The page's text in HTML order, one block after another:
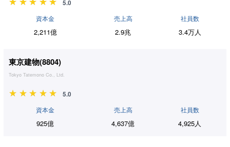
5.0
資本金
2,211億
売上高
2.9兆
社員数
3.4万人
東京建物(8804)
Tokyo Tatemono Co., Ltd.
5.0
資本金
925億
売上高
4,637億
社員数
4,925人